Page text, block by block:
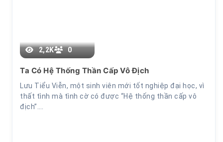
2,2K 0
Ta Có Hệ Thống Thần Cấp Vô Địch
Lưu Tiểu Viễn, một sinh viên mới tốt nghiệp đại học, vì
thất tình mà tình cờ có được “Hệ thống thần cấp vô
địch”.…